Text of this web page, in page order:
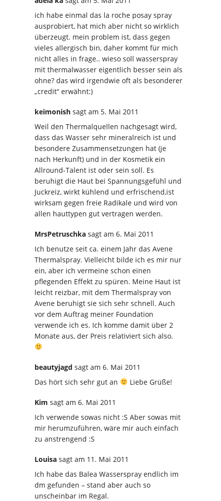
ich habe einmal das la roche posay spray
ausprobiert, hat mich aber nicht so wirklich
überzeugt. mein problem ist, dass gegen
vieles allergisch bin, daher kommt für mich
nicht alles in frage.. wieso soll wasserspray
mit thermalwasser eigentlich besser sein als
ohne? das wird irgendwie oft als besonderer
„credit“ erwähnt:)
keimonish sagt am 5. Mai 2011
Weil den Thermalquellen nachgesagt wird,
dass das Wasser sehr mineralreich ist und
besondere Zusammensetzungen hat (je
nach Herkunft) und in der Kosmetik ein
Allround-Talent ist oder sein soll. Es
beruhigt die Haut bei Spannungsgefühl und
Juckreiz, wirkt kühlend und erfrischend,ist
wirksam gegen freie Radikale und wird von
allen hauttypen gut vertragen werden.
MrsPetruschka sagt am 6. Mai 2011
Ich benutze seit ca. einem Jahr das Avene
Thermalspray. Vielleicht bilde ich es mir nur
ein, aber ich vermeine schon einen
pflegenden Effekt zu spüren. Meine Haut ist
leicht reizbar, mit dem Thermalspray von
Avene beruhigt sie sich sehr schnell. Auch
vor dem Auftrag meiner Foundation
verwende ich es. Ich komme damit über 2
Monate aus, der Preis relativiert sich also.
beautyjagd sagt am 6. Mai 2011
Das hört sich sehr gut an
Liebe Grüße!
Kim sagt am 6. Mai 2011
Ich verwende sowas nicht :S Aber sowas mit
mir herumzuführen, wäre mir auch einfach
zu anstrengend :S
Louisa sagt am 11. Mai 2011
Ich habe das Balea Wasserspray endlich im
dm gefunden – stand aber auch so
unscheinbar im Regal.